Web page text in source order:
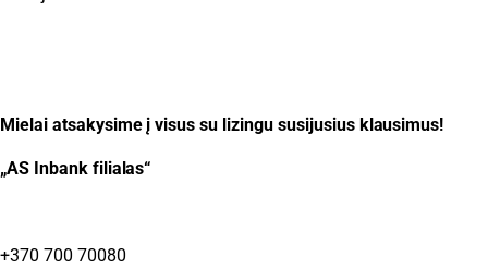
Mielai atsakysime į visus su lizingu susijusius klausimus!
„AS Inbank filialas“
+370 700 70080